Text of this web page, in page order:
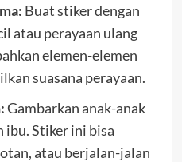
Buat stiker dengan
atau perayaan ulang
elemen-elemen
suasana perayaan.
Gambarkan anak-anak
ibu. Stiker ini bisa
atau berjalan-jalan